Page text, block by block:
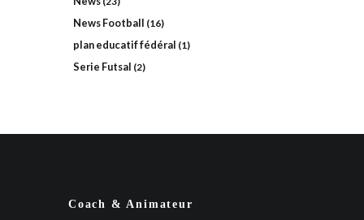
News Football (16)
plan educatif fédéral (1)
Serie Futsal (2)
Coach & Animateur